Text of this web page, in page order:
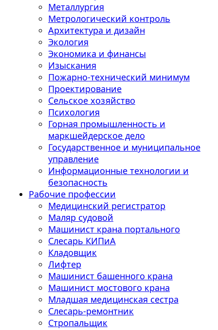
Металлургия
Метрологический контроль
Архитектура и дизайн
Экология
Экономика и финансы
Изыскания
Пожарно-технический минимум
Проектирование
Сельское хозяйство
Психология
Горная промышленность и
маркшейдерское дело
Государственное и муниципальное
управление
Информационные технологии и
безопасность
Рабочие профессии
Медицинский регистратор
Маляр судовой
Машинист крана портального
Слесарь КИПиА
Кладовщик
Лифтер
Машинист башенного крана
Машинист мостового крана
Младшая медицинская сестра
Слесарь-ремонтник
Стропальщик